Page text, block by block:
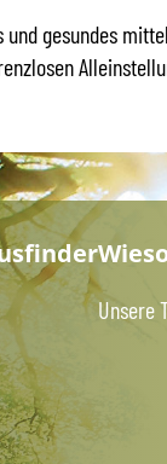
und gesundes
Unsere